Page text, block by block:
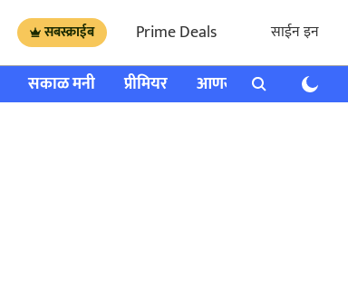
सबस्क्राईब Prime Deals साईन इन
सकाळ मनी प्रीमियर आणखी राशी भविष्य